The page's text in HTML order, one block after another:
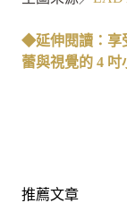
◆延伸閱讀：享
蕾與視覺的 4 吋
推薦文章